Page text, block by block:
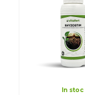
In stoc